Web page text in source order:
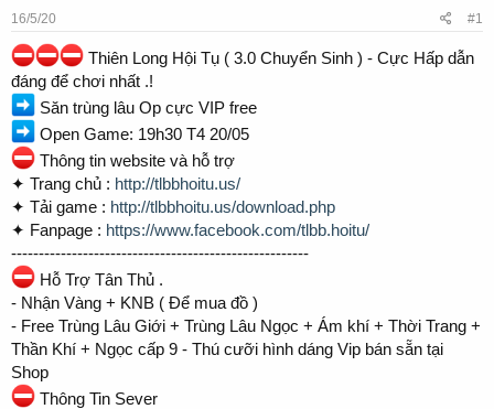
s
a
r
t
e
r
e
16/5/20 #1
Thiên Long Hội Tụ ( 3.0 Chuyển Sinh ) - Cực Hấp dẫn
đáng để chơi nhất .!
Săn trùng lâu Op cực VIP free
Open Game: 19h30 T4 20/05
Thông tin website và hỗ trợ
✦ Trang chủ : http://tlbbhoitu.us/
✦ Tải game : http://tlbbhoitu.us/download.php
✦ Fanpage : https://www.facebook.com/tlbb.hoitu/
------------------------------------------------------
Hỗ Trợ Tân Thủ .
- Nhận Vàng + KNB ( Để mua đồ )
- Free Trùng Lâu Giới + Trùng Lâu Ngọc + Ám khí + Thời Trang +
Thần Khí + Ngọc cấp 9 - Thú cưỡi hình dáng Vip bán sẵn tại
Shop
Thông Tin Sever